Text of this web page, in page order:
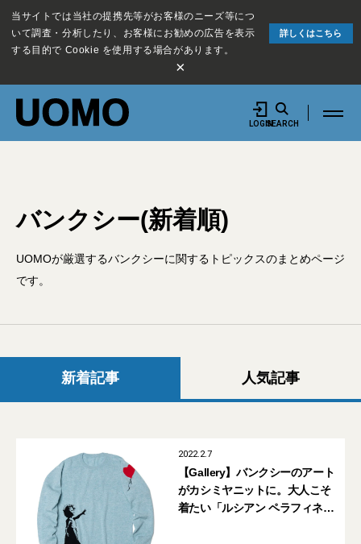
当サイトでは当社の提携先等がお客様のニーズ等につ
いて調査・分析したり、お客様にお勧めの広告を表示
する目的で Cookie を使用する場合があります。
詳しくはこちら
×
LOGINSEARCH
バンクシー(新着順)
UOMOが厳選するバンクシーに関するトピックスのまとめページ
です。
新着記事 人気記事
2022.2.7
【Gallery】バンクシーのアート
がカシミヤニットに。大人こそ
着たい「ルシアン ペラフィネ」